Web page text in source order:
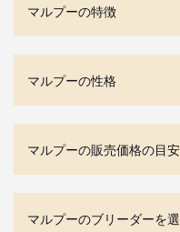
マルプーの特徴
マルプーの性格
マルプーの販売価格の目安
マルプーのブリーダーを